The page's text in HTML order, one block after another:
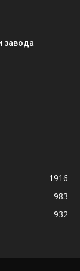
завода
1916
983
932